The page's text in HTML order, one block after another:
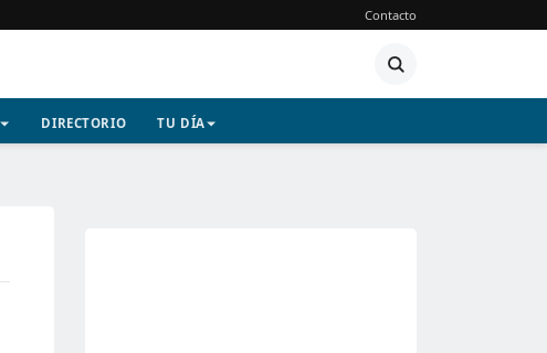
Contacto
DIRECTORIO TU DÍA